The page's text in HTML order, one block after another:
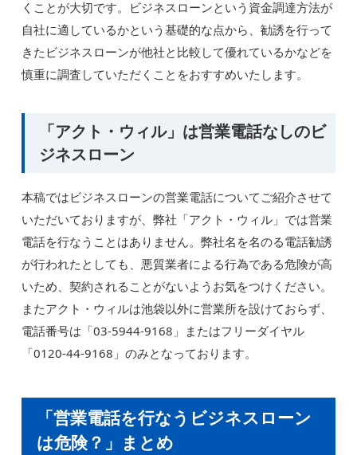
くことが大切です。ビジネスローンという資金調達方法が
自社に適しているかという基礎的な点から、勧誘を行って
きたビジネスローンが他社と比較して優れているかなどを
慎重に調査していただくことをおすすめいたします。
「アクト・ウィル」は営業電話なしのビ
ジネスローン
本稿ではビジネスローンの営業電話についてご紹介させて
いただいておりますが、弊社「アクト・ウィル」では営業
電話を行なうことはありません。弊社名を名のる電話勧誘
が行われたとしても、悪質業者による行為である危険が高
いため、契約されることがないようお気をつけください。
またアクト・ウィルは池袋以外に営業所を設けておらず、
電話番号は「03-5944-9168」またはフリーダイヤル
「0120-44-9168」のみとなっております。
「営業電話を行なうビジネスローン
は危険？」まとめ